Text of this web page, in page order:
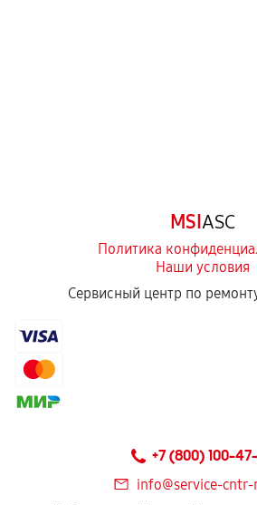
отдельных условиях.
Если комплектующие
сохраняться полностью или
соблюдены следующие условия:
MSIASC
Политика
Наши условия
Сервисный центр по
+7 (800) 100-
info@service-cntr-